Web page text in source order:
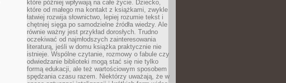
które później wpływają na całe życie. Dziecko,
które od małego ma kontakt z książkami, zwykle
łatwiej rozwija słownictwo, lepiej rozumie tekst i
chętniej sięga po samodzielne źródła wiedzy. Ale
równie ważny jest przykład dorosłych. Trudno
oczekiwać od najmłodszych zainteresowania
literaturą, jeśli w domu książka praktycznie nie
istnieje. Wspólne czytanie, rozmowy o fabule czy
odwiedzanie biblioteki mogą stać się nie tylko
formą edukacji, ale też wartościowym sposobem
spędzania czasu razem. Niektórzy uważają, że w